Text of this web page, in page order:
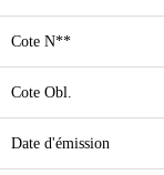
Cote N**
Cote Obl.
Date d'émission